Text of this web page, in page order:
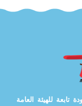
للهيئة العامة